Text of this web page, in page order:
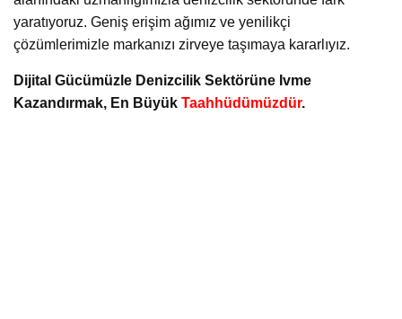
yaratıyoruz. Geniş erişim ağımız ve yenilikçi
çözümlerimizle markanızı zirveye taşımaya kararlıyız.
Dijital Gücümüzle Denizcilik Sektörüne Ivme
Kazandırmak, En Büyük Taahhüdümüzdür.